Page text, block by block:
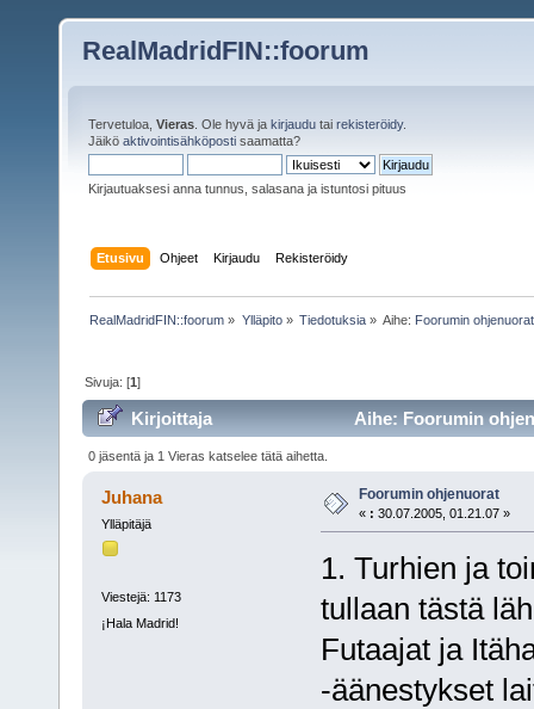
RealMadridFIN::foorum
Tervetuloa, Vieras . Ole hyvä ja kirjaudu tai rekisteröidy.
Jäikö aktivointisähköposti saamatta?
Kirjautuaksesi anna tunnus, salasana ja istuntosi pituus
Etusivu Ohjeet Kirjaudu Rekisteröidy
RealMadridFIN::foorum » Ylläpito» Tiedotuksia» Aihe: Foorumin ohjenuorat
Sivuja: [1]
Kirjoittaja Aihe: Foorumin
0 jäsentä ja 1 Vieras katselee tätä aihetta.
Juhana
Ylläpitäjä
Viestejä: 1173
¡Hala Madrid!
Foorumin ohjenuorat
« : 30.07.2005, 01.21.07 »
1. Turhien ja
tullaan tästä
Futaajat ja
-äänestykset